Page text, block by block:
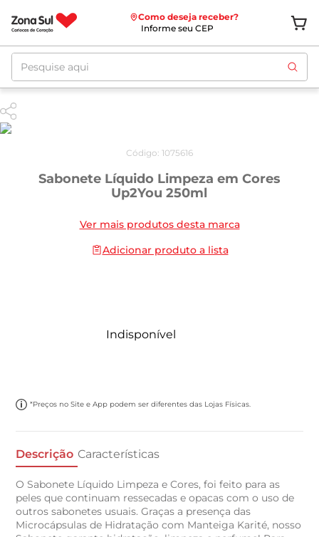
Como deseja receber?
Informe seu CEP
Pesquise aqui
Código: 1075616
Sabonete Líquido Limpeza em Cores
Up2You 250ml
Ver mais produtos desta marca
Adicionar produto a lista
Indisponível
*Preços no Site e App podem ser diferentes das Lojas Físicas.
Descrição Características
O Sabonete Líquido Limpeza e Cores, foi feito para as
peles que continuam ressecadas e opacas com o uso de
outros sabonetes usuais. Graças a presença das
Microcápsulas de Hidratação com Manteiga Karité, nosso